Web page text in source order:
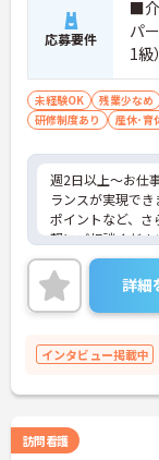
応募要件
■介
パ
1級
転
未経験OK 残業少なめ
研修制度あり
産休･育
週2日以上～お仕
ランスが実現で
ポイントなど、さ
軽にご相談くださ
詳細
インタビュー掲載中
訪問看護